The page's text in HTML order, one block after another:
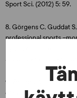
Sport Sci. (2012) 5: 59.
8. Görgens C, Guddat
professional sports
accuracy mass
9. Zhang J, Cai L-J,
of mildronate capsules: